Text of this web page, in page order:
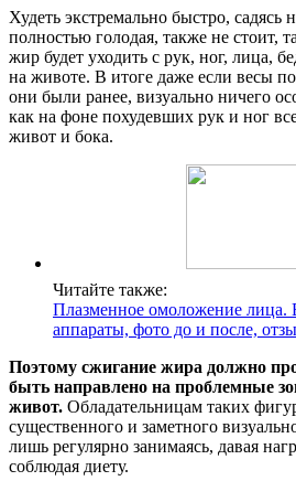
Худеть экстремально быстро, садясь
полностью голодая, также не стоит,
жир будет уходить с рук, ног, лица,
на животе. В итоге даже если весы
они были ранее, визуально ничего
как на фоне похудевших рук и ног
живот и бока.
Читайте также:
Плазменное омоложение лица.
аппараты, фото до и после,
Поэтому сжигание жира должно
быть направлено на проблемные
живот. Обладательницам таких
существенного и заметного
лишь регулярно занимаясь, давая
соблюдая диету.